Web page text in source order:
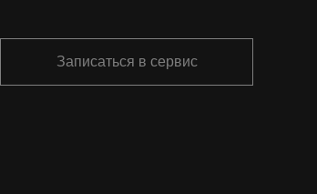
Записаться в сервис